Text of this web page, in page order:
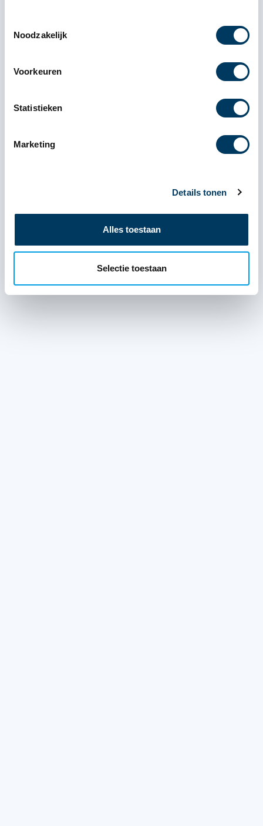
Noodzakelijk
Voorkeuren
Statistieken
Marketing
Details tonen
Alles toestaan
Selectie toestaan